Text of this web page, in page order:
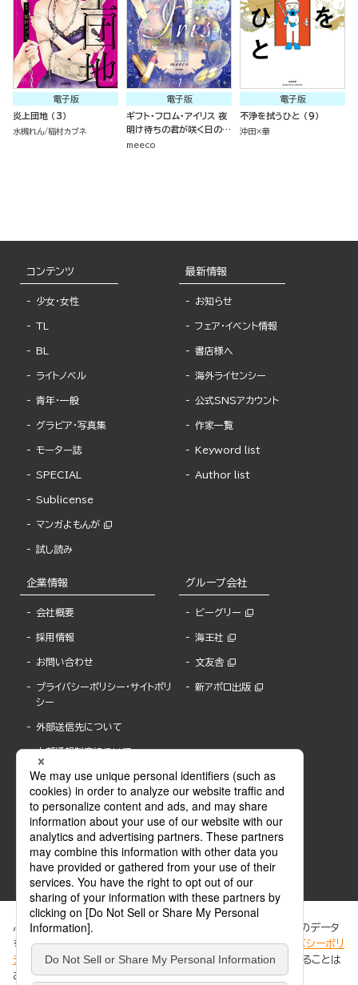
電子版
炎上団地 （3）
水槻れん 稲村カブネ
電子版
ギフト・フロム・アイリス 夜
明け待ちの君が咲く日の物
語 （1）
meeco
電子版
不浄を拭うひと （9）
沖田×華
コンテンツ
少女・女性
TL
BL
ライトノベル
青年・一般
グラビア・写真集
モーター誌
SPECIAL
Sublicense
マンガよもんが
試し読み
最新情報
お知らせ
フェア・イベント情報
書店様へ
海外ライセンシー
公式SNSアカウント
作家一覧
Keyword list
Author list
企業情報
会社概要
採用情報
お問い合わせ
プライバシーポリシー・サイトポリ
シー
外部送信先について
内部通報制度について
グループ会社
ビーグリー
海王社
文友舎
新アポロ出版
ABJマークは、この電子書店・電子書籍配信サービスが、著作権者からコンテンツ使用許諾を
得た正規版配信サービスであることを示す登録商標(登録番号 第6091713号)です。
ぶんか社が運営するサイトでは、利便性向上のためにCookie等のデータ
を使用しています。 当社のCookieについての詳細は、「プライバシーポリ
シー
」をご覧ください。当サイトでは、訪問者の個人情報を追跡することは
ありません。